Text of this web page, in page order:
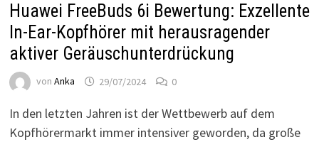
Huawei FreeBuds 6i Bewertung: Exzellente
In-Ear-Kopfhörer mit herausragender
aktiver Geräuschunterdrückung
von Anka 29/07/2024 0
In den letzten Jahren ist der Wettbewerb auf dem
Kopfhörermarkt immer intensiver geworden, da große